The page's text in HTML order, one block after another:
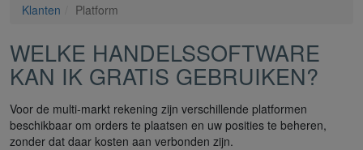
Klanten Platform
WELKE HANDELSSOFTWARE
KAN IK GRATIS GEBRUIKEN?
Voor de multi-markt rekening zijn verschillende platformen
beschikbaar om orders te plaatsen en uw posities te beheren,
zonder dat daar kosten aan verbonden zijn.